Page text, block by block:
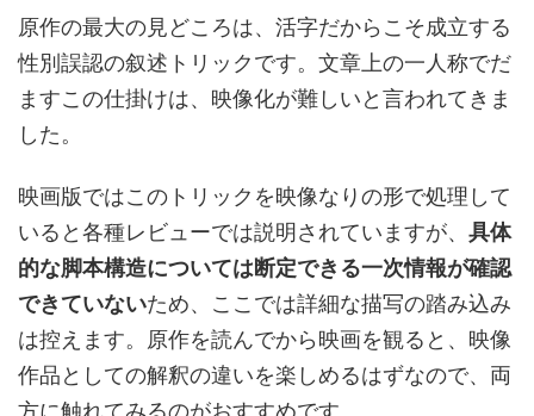
原作の最大の見どころは、活字だからこそ成立する
性別誤認の叙述トリックです。文章上の一人称でだ
ますこの仕掛けは、映像化が難しいと言われてきま
した。
映画版ではこのトリックを映像なりの形で処理して
いると各種レビューでは説明されていますが、 具体
的な脚本構造については断定できる一次情報が確認
できていないため、ここでは詳細な描写の踏み込み
は控えます。原作を読んでから映画を観ると、映像
作品としての解釈の違いを楽しめるはずなので、両
方に触れてみるのがおすすめです。